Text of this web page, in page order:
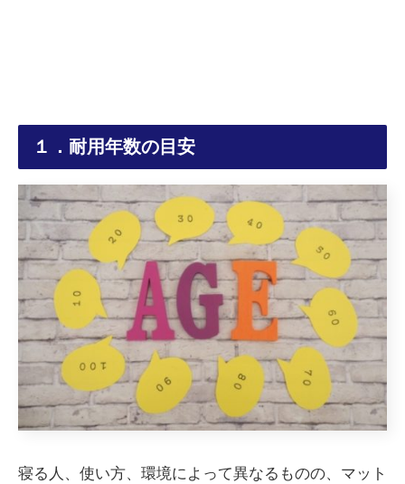
１．耐用年数の目安
寝る人、使い方、環境によって異なるものの、マット